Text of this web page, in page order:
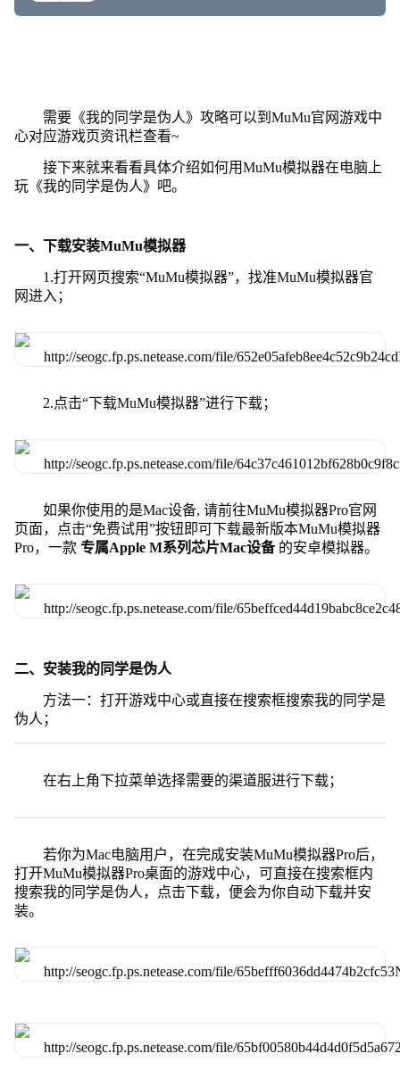
需要《我的同学是伪人》攻略可以到MuMu官网游戏中
心对应游戏页资讯栏查看~
接下来就来看看具体介绍如何用MuMu模拟器在电脑上
玩《我的同学是伪人》吧。
一、下载安装MuMu模拟器
1.打开网页搜索“MuMu模拟器”，找准MuMu模拟器官
网进入；
2.点击“下载MuMu模拟器”进行下载；
如果你使用的是Mac设备, 请前往MuMu模拟器Pro官网
页面，点击“免费试用”按钮即可下载最新版本MuMu模拟器
Pro，一款 专属Apple M系列芯片Mac设备 的安卓模拟器。
二、安装我的同学是伪人
方法一：打开游戏中心或直接在搜索框搜索我的同学是
伪人；
在右上角下拉菜单选择需要的渠道服进行下载；
若你为Mac电脑用户，在完成安装MuMu模拟器Pro后，
打开MuMu模拟器Pro桌面的游戏中心，可直接在搜索框内
搜索我的同学是伪人，点击下载，便会为你自动下载并安
装。